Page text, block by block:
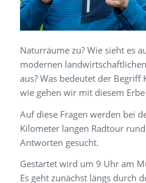
Naturräume zu? Wie sieht es
modernen
aus? Was bedeutet der
wie gehen wir mit diesem
Auf diese Fragen werden bei
Kilometer langen Radtour
Antworten gesucht.
Gestartet wird um 9 Uhr am
Es geht zunächst längs durch